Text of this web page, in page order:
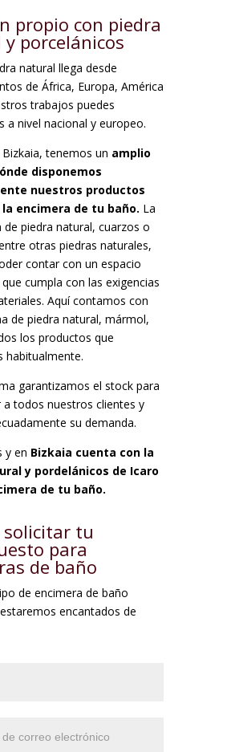
propio con piedra
porcelánicos
natural llega desde
de África, Europa, América
trabajos puedes
a nivel nacional y europeo.
Bizkaia, tenemos un amplio
disponemos
nuestros productos
encimera de tu baño. La
piedra natural, cuarzos o
otras piedras naturales,
contar con un espacio
cumpla con las exigencias
Aquí contamos con
de piedra natural, mármol,
los productos que
habitualmente.
garantizamos el stock para
a todos nuestros clientes y
su demanda.
y en Bizkaia cuenta con la
y pordelánicos de Icaro
de tu baño.
solicitar tu
para
de baño
de encimera de baño
encantados de